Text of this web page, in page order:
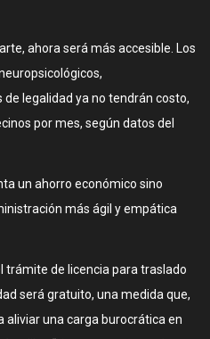
ahora será más accesible. Los
legalidad ya no tendrán costo,
por mes, según datos del
un ahorro económico sino
más ágil y empática
trámite de licencia para traslado
será gratuito, una medida que,
aliviar una carga burocrática en